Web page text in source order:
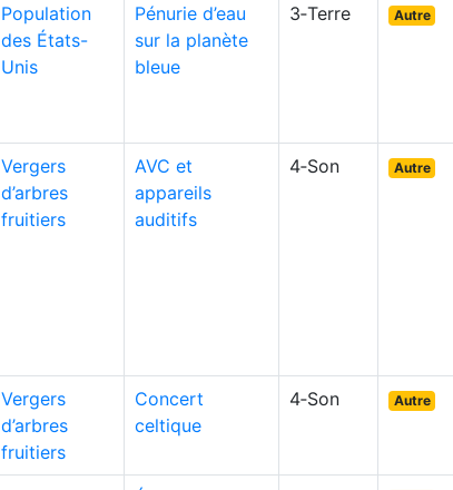
Population
des États-
Unis
Pénurie d’eau
sur la planète
bleue
3‑Terre Autre
Vergers
d’arbres
fruitiers
AVC et
appareils
auditifs
4‑Son Autre
Vergers
d’arbres
fruitiers
Concert
celtique
4‑Son Autre